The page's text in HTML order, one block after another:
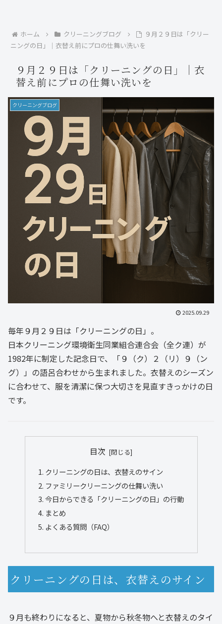
ホーム クリーニングブログ
９月２９日は「クリー
ニングの日」｜衣替え前にプロの仕舞い洗いを
９月２９日は「クリーニングの日」｜衣
替え前にプロの仕舞い洗いを
クリーニングブログ
2025.09.29
毎年９月２９日は「クリーニングの日」。
日本クリーニング環境衛生同業組合連合会（全ク連）が
1982年に制定した記念日で、「９（ク）２（リ）９（ン
グ）」の語呂合わせから生まれました。衣替えのシーズン
に合わせて、服を清潔に保つ大切さを見直すきっかけの日
です。
目次
クリーニングの日は、衣替えのサイン
ファミリークリーニングの仕舞い洗い
今日からできる「クリーニングの日」の行動
まとめ
よくある質問（FAQ）
クリーニングの日は、衣替えのサイン
９月も終わりになると、夏物から秋冬物へと衣替えのタイ